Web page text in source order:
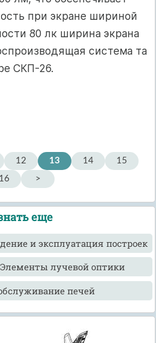
при экране шириной
80 лк ширина экрана
система та
СКП-26.
12 13 14
15
16
>
еще
и эксплуатация построек
лучевой оптики
печей